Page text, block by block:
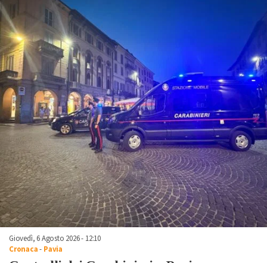
Giovedì, 6 Agosto 2026 - 12:10
Cronaca- Pavia